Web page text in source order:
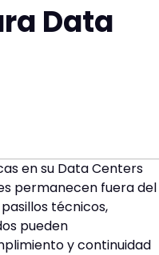
Data
en su Data Centers
permanecen fuera del
técnicos,
pueden
y continuidad